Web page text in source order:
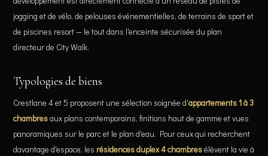
jogging et de vélo, de pelouses événementielles, de terrains de sport et
de piscines resort — le tout dans l'enceinte sécurisée du plan
directeur de City Walk.
Typologies de biens
Crestlane 4 et 5 proposent une sélection soignée d'appartements 1 à 3
chambresaux plans contemporains, finitions haut de gamme et vues
panoramiques sur le parc et le plan d'eau. Pour ceux qui recherchent
davantage d'espace, les résidences duplex 4 chambresélèvent la vie à